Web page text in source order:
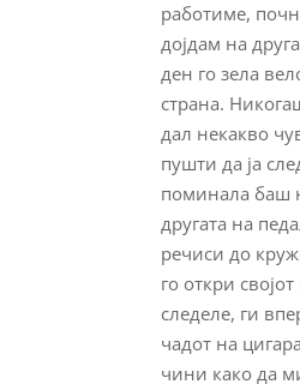
работиме,
дојдам на
ден го зела
страна.
дал некакво
пушти да ја
поминала баш
другата на
речиси до
го откри
следеле, ги
чадот на
чини како да